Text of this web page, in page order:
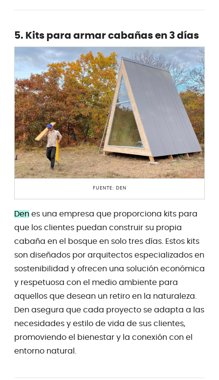
5. Kits para armar cabañas en 3 días
FUENTE: DEN
Den es una empresa que proporciona kits para
que los clientes puedan construir su propia
cabaña en el bosque en solo tres días. Estos kits
son diseñados por arquitectos especializados en
sostenibilidad y ofrecen una solución económica
y respetuosa con el medio ambiente para
aquellos que desean un retiro en la naturaleza.
Den asegura que cada proyecto se adapta a las
necesidades y estilo de vida de sus clientes,
promoviendo el bienestar y la conexión con el
entorno natural.